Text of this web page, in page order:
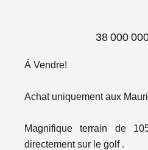
38 000
Á Vendre!
Achat uniquement aux
Magnifique terrain de
directement sur le golf .